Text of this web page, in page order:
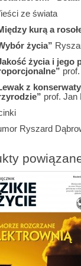
ze świata
kurą a
życia”
życia i jego
z
prof. Jan
Ryszard